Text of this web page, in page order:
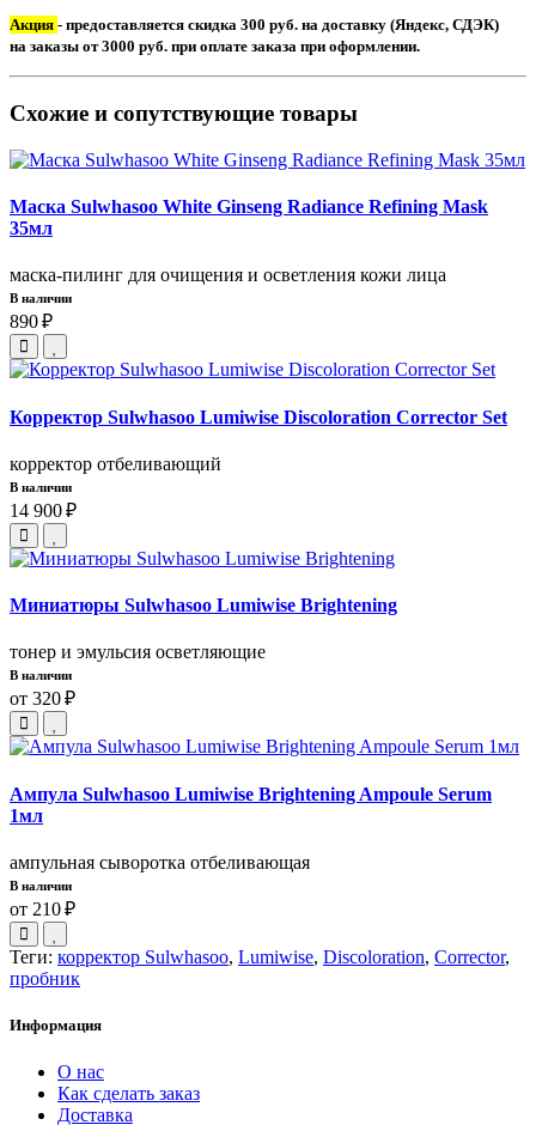
Акция - предоставляется скидка 300 руб. на доставку (Яндекс, СДЭК)
на заказы от 3000 руб. при оплате заказа при оформлении.
Схожие и сопутствующие товары
Маска Sulwhasoo White Ginseng Radiance Refining Mask
35мл
маска-пилинг для очищения и осветления кожи лица
В наличии
890 ₽
Корректор Sulwhasoo Lumiwise Discoloration Corrector Set
корректор отбеливающий
В наличии
14 900 ₽
Миниатюры Sulwhasoo Lumiwise Brightening
тонер и эмульсия осветляющие
В наличии
от 320 ₽
Ампула Sulwhasoo Lumiwise Brightening Ampoule Serum
1мл
ампульная сыворотка отбеливающая
В наличии
от 210 ₽
Теги: корректор Sulwhasoo, Lumiwise, Discoloration, Corrector,
пробник
Информация
О нас
Как сделать заказ
Доставка